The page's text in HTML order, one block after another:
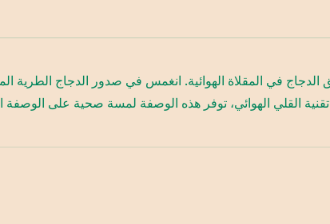
في المقلاة الهوائية. انغمس في صدور الدجاج الطرية
القلي الهوائي، توفر هذه الوصفة لمسة صحية على الوصفة